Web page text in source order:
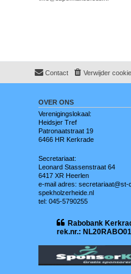
Verwijder
Contact
OVER ONS
Verenigingslokaal:
Heidsjer Tref
Patronaatstraat 19
6466 HR Kerkrade
Secretariaat:
Leonard Stassenstraat 64
6417 XR Heerlen
e-mail adres: secretariaat@st-
spekholzerheide.nl
tel: 045-5790255
Rabobank
rek.nr.: